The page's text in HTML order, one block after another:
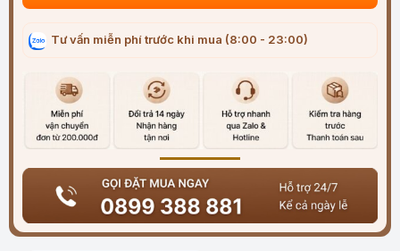
Tư vấn miễn phí trước khi mua (8:00 - 23:00)